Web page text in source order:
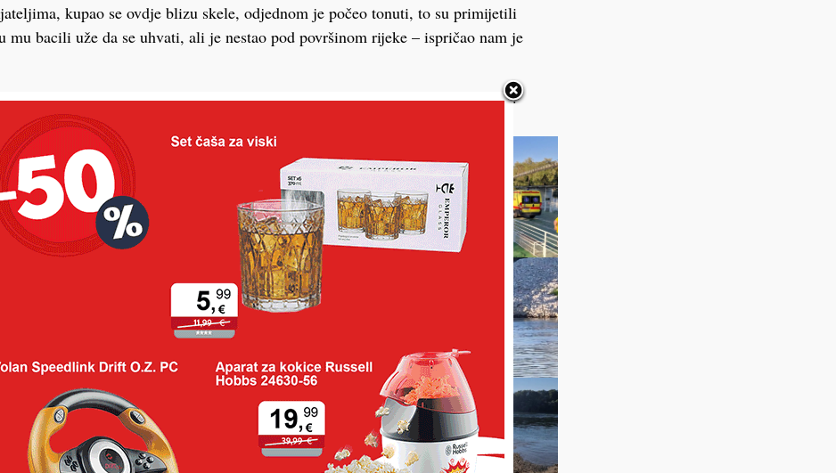
kupao se ovdje blizu skele, odjednom je počeo tonuti, to su primijetili
mu bacili uže da se uhvati, ali je nestao pod površinom rijeke – ispričao nam je
i policija, a potraga za muškarcem upravo je počela. Više detalja uskoro.